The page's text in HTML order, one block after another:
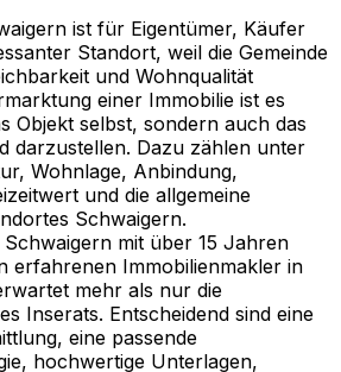
ist für Eigentümer, Käufer
Standort, weil die Gemeinde
und Wohnqualität
einer Immobilie ist es
Objekt selbst, sondern auch das
darzustellen. Dazu zählen unter
Wohnlage, Anbindung,
und die allgemeine
Schwaigern.
mit über 15 Jahren
erfahrenen Immobilienmakler in
mehr als nur die
Inserats. Entscheidend sind eine
eine passende
hochwertige Unterlagen,